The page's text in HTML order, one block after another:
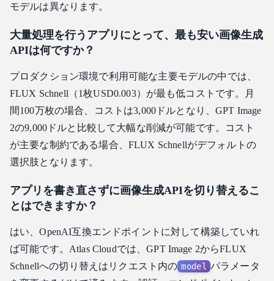
モデルは異なります。
大量処理を行うアプリにとって、最も安い画像生成
APIは何ですか？
プロダクション環境で利用可能な主要モデルの中では、
FLUX Schnell（1枚USD0.003）が最も低コストです。月
間100万枚の場合、コストは3,000ドルとなり、GPT Image
2の9,000ドルと比較して大幅な削減が可能です。コスト
が主要な制約である場合、FLUX Schnellがデフォルトの
選択肢となります。
アプリを書き直さずに画像生成APIを切り替えるこ
とはできますか？
はい、OpenAI互換エンドポイントに対して構築していれ
ば可能です。Atlas Cloudでは、GPT Image 2からFLUX
Schnellへの切り替えはリクエスト内の model パラメータ